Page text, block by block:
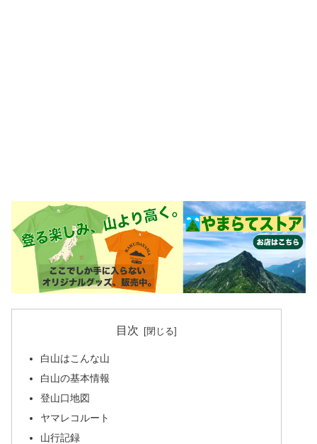
目次
白山はこんな山
白山の基本情報
登山口地図
ヤマレコルート
山行記録